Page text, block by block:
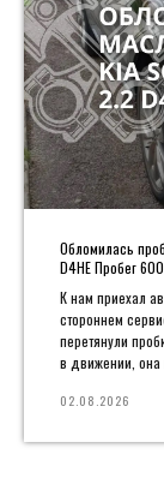
Обломилась
D4HE Пробег
К нам приехал
стороннем
перетянули
в движении, она
02.08.2026